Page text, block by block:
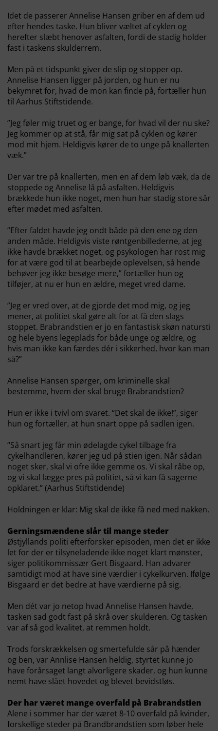
Idet de passerer Annelise Hansen griber en af dem ud
efter hendes taske. Hun bliver væltet af cyklen og
herefter slæbt henover asfalten, fordi de stadig holder
fast i taskens skulderrem.
Men på et tidspunkt giver de slip og stopper op.
Annelise Hansen ligger på jorden, og hun er nu
bekymret for, hvad de mon kan finde på, fortæller hun
til Aarhus Stiftstidende.
”Jeg føler mig truet og er bange, for hvad vil der nu ske?
Jeg kommer op at stå, får mig sat på cyklen og kører
mod mit hjem. Heldigvis kører de to unge på knallerten
væk.”
Der var tre på knallerten, men en af dem løb væk, da de
stoppede og Annelise lå på asfalten. Heldigvis
brækkede hun ikke noget, men hun har stadig store sår
efter mødet med asfalten.
”Efter faldet havde jeg ondt både på den ene og den
anden måde. Heldigvis viste røntgenbillederne, at jeg
ikke havde brækket noget, og psykologen har rost mig
for at være god til at bearbejde oplevelsen, så hende
behøver jeg ikke besøge mere,” fortæller hun og
tilføjer, at nu er hun en ældre, meget vred dame.
”Jeg er vred over, at de gjorde det mod mig, og jeg
mener, at politiet skal gøre alt for at få den slags
stoppet. Brabrandstien er jo en fantastisk skøn natursti
og hele byens legeplads for både unge og ældre, og
hvis man ikke kan færdes dér i sikkerhed, hvor kan man
så?”
Annelise Hansen spørger, om kriminelle skal
bestemme, hvem der skal bruge Brabrandstien?
Hun er ikke i tvivl om svaret. “Det skal de ikke!”, siger
hun og fortæller, at hun snart oppe på sadlen igen.
“Så snart jeg får min ødelagde cykel tilbage fra
cykelhandleren, kører jeg ud på stien igen. Når sådan
noget sker, skal vi ofre ikke gemme os. Vi skal råbe op,
og vi skal lægge pres på politiet, så vi kan få sagerne
opklaret.” (Aarhus Stiftstidende)
Holdningen er klar: Mig skal de ikke få ned med nakken.
Gerningsmændene slår til mange steder
Østjyllands politi efterforsker episoden, men det er ikke
let for der er tilsyneladende ikke noget klart mønster,
siger politikommissær Gert Bisgaard. Han advarer
samtidigt mod at have sine værdier i cykelkurven. Ifølge
Bisgaard er det bedre at have værdierne på sig.
Men dét var jo netop hvad Annelise Hansen havde,
tasken sad godt fast på skrå over skulderen. Og tasken
var af så god kvalitet, at remmen holdt.
Trods forskrækkelsen og smertefulde sår på hænder
og ben, var Annlise Hansen heldig, styrtet kunne jo
have forårsaget langt alvorligere skader, og hun kunne
nemt have slået hovedet og blevet bevidstløs.
Der har været mange overfald på Brabrandstien
Alene i sommer har der været 8-10 overfald på kvinder,
forskellige steder på Brandbrandstien som løber hele